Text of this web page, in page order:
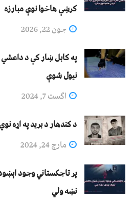
کرښې هاخوا نوې مبارزه
جون 22, 2026
په کابل ښار کې د
نيول شوې
اگست 7, 2024
د کندهار د برید په اړه
مارچ 24, 2024
پر تاجکستاني وجود
نښه ولي